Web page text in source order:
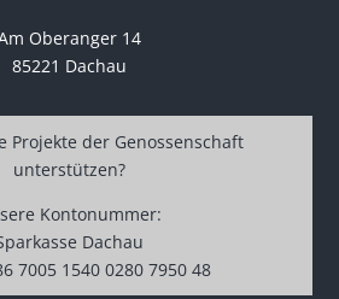
Oberanger 14
85221 Dachau
Projekte der Genossenschaft
unterstützen?
Kontonummer:
Dachau
7005 1540 0280 7950 48